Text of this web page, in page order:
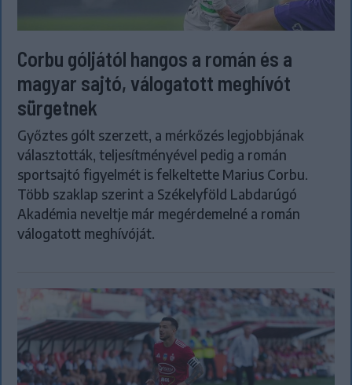
Corbu góljától hangos a román és a
magyar sajtó, válogatott meghívót
sürgetnek
Győztes gólt szerzett, a mérkőzés legjobbjának
választották, teljesítményével pedig a román
sportsajtó figyelmét is felkeltette Marius Corbu.
Több szaklap szerint a Székelyföld Labdarúgó
Akadémia neveltje már megérdemelné a román
válogatott meghívóját.